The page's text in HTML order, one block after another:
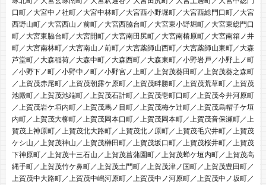
口町／大宮中ノ社町／大宮中林町／大宮西小野堀町／大宮西総門口町／大宮
西野山町／大宮西山ノ前町／大宮西脇台町／大宮東小野堀町／大宮東総門口
町／大宮東脇台町／大宮開町／大宮南田尻町／大宮南椿原町／大宮南箱ノ井
町／大宮南林町／大宮南山ノ前町／大宮薬師山西町／大宮薬師山東町／大森
芦堂町／大森稲荷／大森中町／大森西町／大森東町／小野岩戸／小野上ノ町
／小野下ノ町／小野中ノ町／小野宮ノ上町／上賀茂葵田町／上賀茂葵之森町
／上賀茂赤尾町／上賀茂朝露ケ原町／上賀茂畔勝町／上賀茂荒草町／上賀茂
池殿町／上賀茂池端町／上賀茂石計町／上賀茂壱町口町／上賀茂今井河原町
／上賀茂岩ケ垣内町／上賀茂馬ノ目町／上賀茂梅ケ辻町／上賀茂烏帽子ケ垣
内町／上賀茂大柳町／上賀茂岡本口町／上賀茂岡本町／上賀茂音保瀬町／上
賀茂上神原町／上賀茂北大路町／上賀茂北ノ原町／上賀茂毛穴井町／上賀茂
ケシ山／上賀茂神山／上賀茂榊田町／上賀茂坂口町／上賀茂桜井町／上賀茂
下神原町／上賀茂十三石山／上賀茂菖蒲園町／上賀茂蝉ケ垣内町／上賀茂高
縄手町／上賀茂竹ケ鼻町／上賀茂土門町／上賀茂津ノ国町／上賀茂豊田町／
上賀茂中大路町／上賀茂中嶋河原町／上賀茂中ノ河原町／上賀茂中ノ坂町／